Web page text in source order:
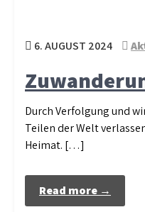
6. AUGUST 2024
Durch Verfolgung und
Teilen der Welt
Heimat. […]
Read more →